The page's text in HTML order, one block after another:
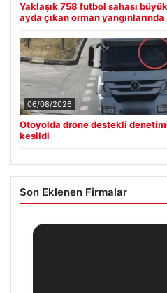
Yaklaşık 758 futbol sahası
ayda çıkan orman
06/08/2026
Otoyolda drone destekli
kesildi
Son Eklenen Firmalar